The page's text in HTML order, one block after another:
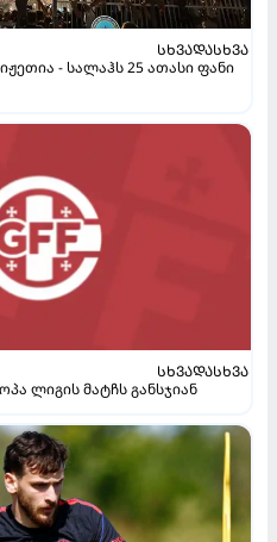
ᲡᲮᲕᲐᲓᲐᲡᲮᲕᲐ
- სალაჰს 25 ათასი ფანი
ᲡᲮᲕᲐᲓᲐᲡᲮᲕᲐ
ლიგის მატჩს განსჯიან